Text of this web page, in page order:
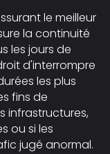
le meilleur
la continuité
les jours de
d'interrompre
les plus
fins de
infrastructures,
ou si les
jugé anormal.